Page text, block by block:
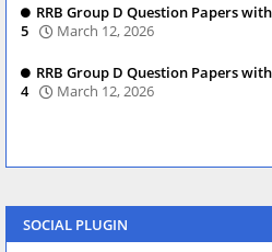
RRB Group D Question Papers
5
March 12, 2026
RRB Group D Question Papers
4
March 12, 2026
SOCIAL PLUGIN